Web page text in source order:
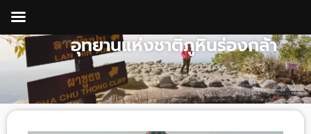
content
อุทยานแห่งชาติภูหินร่องกล้า